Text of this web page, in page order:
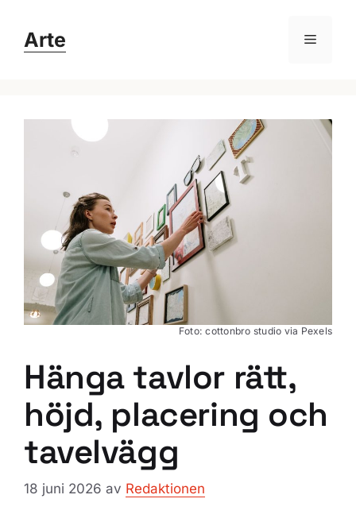
innehåll
Arte Meny
Foto: cottonbro studio via Pexels
Hänga tavlor rätt,
höjd, placering och
tavelvägg
18 juni 2026 av Redaktionen